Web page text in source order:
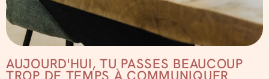
AUJOURD'HUI, TU PASSES BEAUCOUP